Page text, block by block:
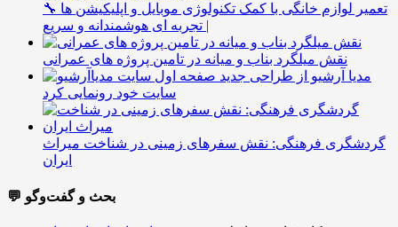
🔧 تعمیر لوازم خانگی با کمک تکنولوژی موبایل و اپلیکیشن ها
| تجربه ای هوشمندانه و سریع
نقش میلگرد بناب و میانه در تامین پروژه های عمرانی
مدیا آرشیو از طراحی جدید
سایت خود رونمایی کرد
گردشگری فرهنگی: نقش سفرهای زمینی در شناخت میراث
ایران
💬 بحث و گفت‌وگو